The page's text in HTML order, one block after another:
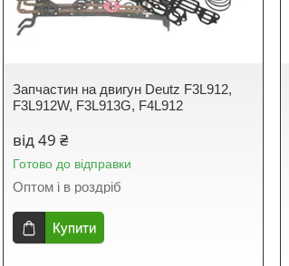
Запчастин на двигун Deutz F3L912,
F3L912W, F3L913G, F4L912
від 49 ₴
Готово до відправки
Оптом і в роздріб
Купити